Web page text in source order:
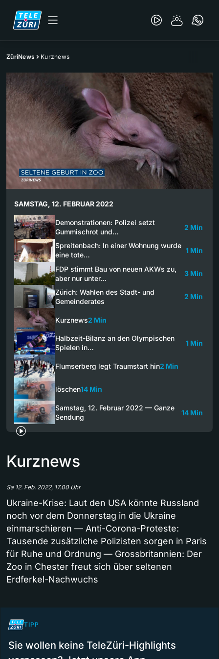
ZüriNews Kurznews
SAMSTAG, 12. FEBRUAR 2022
Demonstrationen: Polizei setzt
Gummischrot und…
2 Min
Spreitenbach: In einer Wohnung wurde
eine tote…
1 Min
FDP stimmt Bau von neuen AKWs zu,
aber nur unter…
3 Min
Zürich: Wahlen des Stadt- und
Gemeinderates
2 Min
Kurznews2 Min
Halbzeit-Bilanz an den Olympischen
Spielen in…
1 Min
Flumserberg legt Traumstart hin2 Min
löschen14 Min
Samstag, 12. Februar 2022 — Ganze
Sendung
14 Min
Kurznews
Sa 12. Feb. 2022, 17.00 Uhr
Ukraine-Krise: Laut den USA könnte Russland
noch vor dem Donnerstag in die Ukraine
einmarschieren — Anti-Corona-Proteste:
Tausende zusätzliche Polizisten sorgen in Paris
für Ruhe und Ordnung — Grossbritannien: Der
Zoo in Chester freut sich über seltenen
Erdferkel-Nachwuchs
TIPP
Sie wollen keine TeleZüri-Highlights